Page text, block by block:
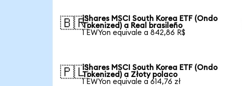
🇧🇷iShares MSCI South Korea ETF (Ondo
Tokenized) a Real brasileño
1 EWYon equivale a 842,86 R$
🇵🇱iShares MSCI South Korea ETF (Ondo
Tokenized) a Złoty polaco
1 EWYon equivale a 614,76 zł